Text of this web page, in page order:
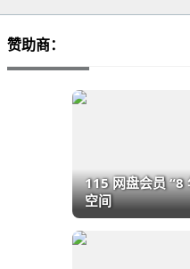
赞助商：
115 网盘会员 “8
空间